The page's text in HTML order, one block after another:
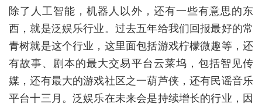
除了人工智能，机器人以外，还有一些有意思的东
西，就是泛娱乐行业。过去五年给我们回报最好的常
青树就是这个行业，这里面包括游戏柠檬微趣等，还
有故事、剧本的最大交易平台云莱坞，包括智见传
媒，还有最大的游戏社区之一葫芦侠，还有民谣音乐
平台十三月。泛娱乐在未来会是持续增长的行业，因